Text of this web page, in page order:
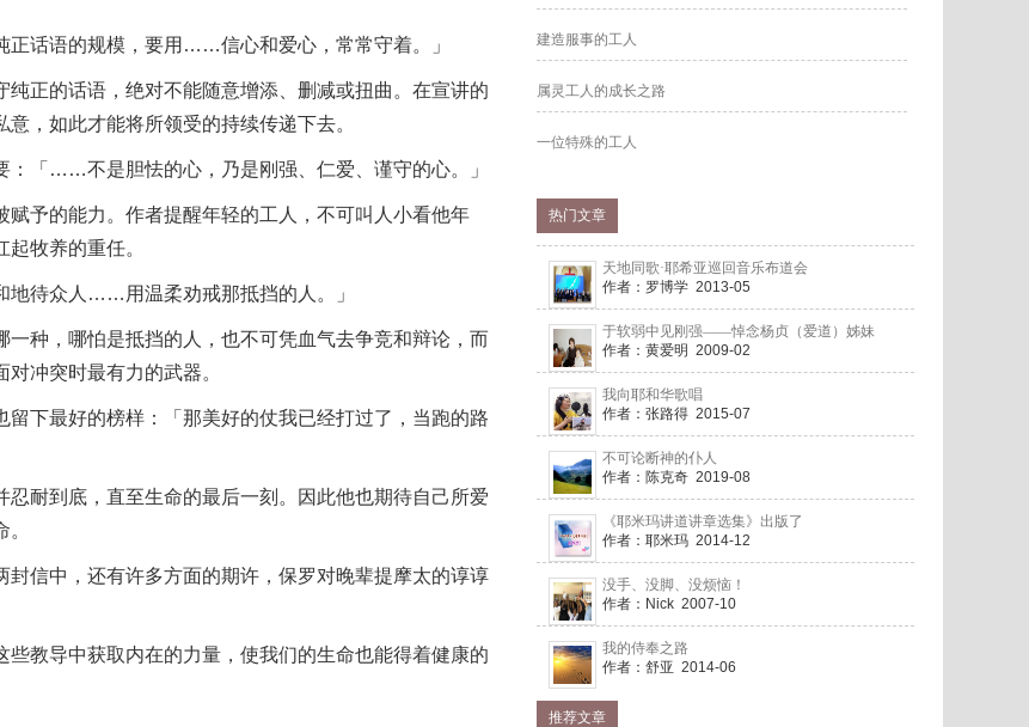
正话语的规模，要用……信心和爱心，常常守着。」
正的话语，绝对不能随意增添、删减或扭曲。在宣讲的
，如此才能将所领受的持续传递下去。
：「……不是胆怯的心，乃是刚强、仁爱、谨守的心。」
予的能力。作者提醒年轻的工人，不可叫人小看他年
牧养的重任。
地待众人……用温柔劝戒那抵挡的人。」
种，哪怕是抵挡的人，也不可凭血气去争竞和辩论，而
冲突时最有力的武器。
下最好的榜样：「那美好的仗我已经打过了，当跑的路
耐到底，直至生命的最后一刻。因此他也期待自己所爱
信中，还有许多方面的期许，保罗对晚辈提摩太的谆谆
教导中获取内在的力量，使我们的生命也能得着健康的
建造服事的工人
属灵工人的成长之路
一位特殊的工人
热门文章
天地同歌·耶希亚巡回音乐布道会
作者：罗博学 2013-05
于软弱中见刚强——悼念杨贞（爱道）姊妹
作者：黄爱明 2009-02
我向耶和华歌唱
作者：张路得 2015-07
不可论断神的仆人
作者：陈克奇 2019-08
《耶米玛讲道讲章选集》出版了
作者：耶米玛 2014-12
没手、没脚、没烦恼！
作者：Nick 2007-10
我的侍奉之路
作者：舒亚 2014-06
推荐文章